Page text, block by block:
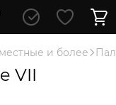
и более
VII